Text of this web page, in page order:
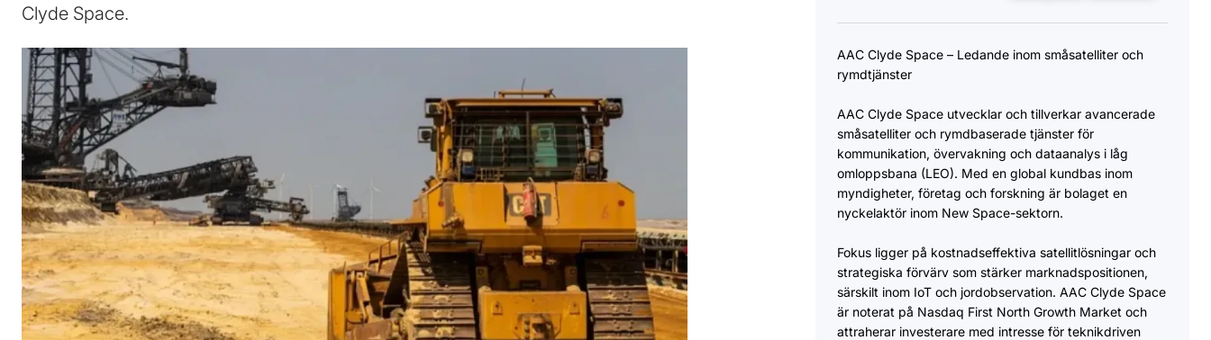
Clyde Space.
AAC Clyde Space – Ledande inom småsatelliter och
rymdtjänster
AAC Clyde Space utvecklar och tillverkar avancerade
småsatelliter och rymdbaserade tjänster för
kommunikation, övervakning och dataanalys i låg
omloppsbana (LEO). Med en global kundbas inom
myndigheter, företag och forskning är bolaget en
nyckelaktör inom New Space-sektorn.
Fokus ligger på kostnadseffektiva satellitlösningar och
strategiska förvärv som stärker marknadspositionen,
särskilt inom IoT och jordobservation. AAC Clyde Space
är noterat på Nasdaq First North Growth Market och
attraherar investerare med intresse för teknikdriven